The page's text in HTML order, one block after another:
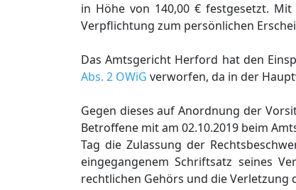
in Höhe von 140,00 € festgesetzt.
Verpflichtung zum persönlichen
Das Amtsgericht Herford hat den
Abs. 2 OWiG verworfen, da in der
Gegen dieses auf Anordnung der
Betroffene mit am 02.10.2019 beim
Tag die Zulassung der
eingegangenem Schriftsatz seines
rechtlichen Gehörs und die Verletzung